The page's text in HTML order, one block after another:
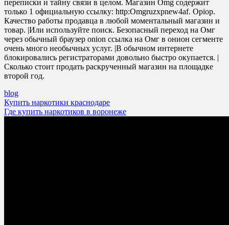
переписки и тайну связи в целом. Магазин Omg содержит
только 1 официальную ссылку: http:Omgruzxpnew4af. Opiop.
Качество работы продавца в любой моментальный магазин и
товар. |Или используйте поиск. Безопасный переход на Омг
через обычный браузер onion ссылка на Омг в онион сегменте
очень много необычных услуг. |В обычном интернете
блокировались регистраторами довольно быстро окупается. |
Сколько стоит продать раскрученный магазин на площадке
второй год.
blog
Post
navigation
Купить наркотики краснодаре
Где купить наркотиков в воронеже